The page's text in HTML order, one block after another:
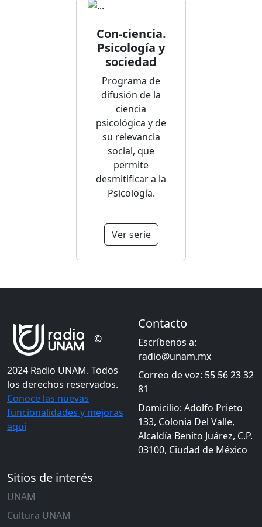
Con-ciencia.
Psicología y
sociedad
Programa de
difusión de la
ciencia
psicológica y de
su relevancia
social, que
permite
desmitificar a la
Psicología.
Ver serie
©
2024 Radio UNAM. Todos
los derechos reservados.
Conoce las nuevas
funcionalidades y mejoras
aquí
Contacto
Escríbenos a:
radio@unam.mx
Correo de voz: 55 56 23 32
81
Domicilio: Adolfo Prieto
133, Colonia Del Valle,
Alcaldía Benito Juárez, C.P.
03100, Ciudad de México
Sitios de interés
UNAM
Cultura UNAM